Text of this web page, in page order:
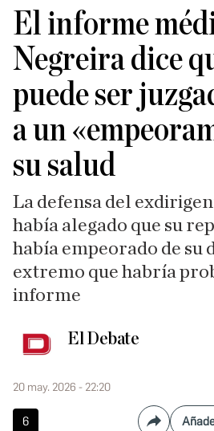
El informe
Negreira dice
puede ser
a un
su salud
La defensa del
había alegado que su
había empeorado de su
extremo que habría
informe
El Debate
20 may. 2026 - 22:20
6 Compartir